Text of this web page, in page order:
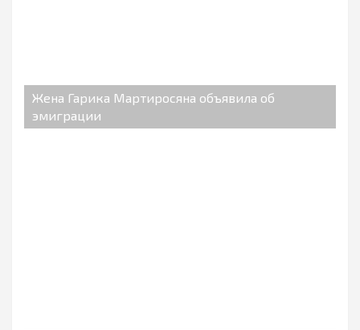
Жена Гарика Мартиросяна объявила об
эмиграции